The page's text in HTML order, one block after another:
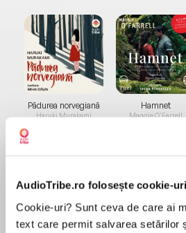
AudioTribe.ro folosește cookie-uri
Cookie-uri? Sunt ceva de care ai
text care permit salvarea setărilor
Pădurea norvegiană
Haruki Murakami
Hamnet
Maggie O'Farrell